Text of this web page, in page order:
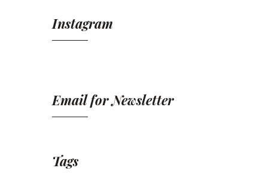
Instagram
Email for Newsletter
Tags